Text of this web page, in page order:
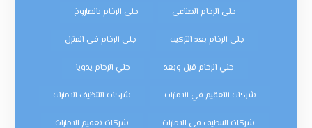
جلي الرخام الصناعي جلي الرخام بالصاروخ
جلي الرخام بعد التركيب جلي الرخام في المنزل
جلي الرخام قبل وبعد جلي الرخام يدويا
شركات التعقيم في الامارات شركات التنظيف الامارات
شركات التنظيف في الامارات شركات تعقيم الامارات